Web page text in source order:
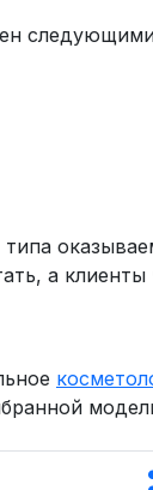
а клиенты